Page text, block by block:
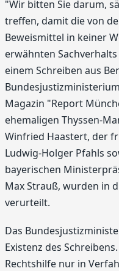
"Wir bitten Sie darum,
treffen, damit die von
Beweismittel in keiner
erwähnten
einem Schreiben aus
Magazin "Report
ehemaligen Thyssen-
Winfried Haastert, der
Ludwig-Holger Pfahls
bayerischen
Max Strauß, wurden in
verurteilt.
Das
Existenz des
Rechtshilfe nur in